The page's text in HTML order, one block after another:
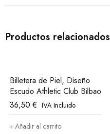
Productos relacionados
Billetera de Piel, Diseño
Escudo Athletic Club Bilbao
36,50€ IVA Incluido
Añadir al carrito